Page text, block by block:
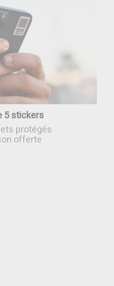
5 stickers
protégés
offerte